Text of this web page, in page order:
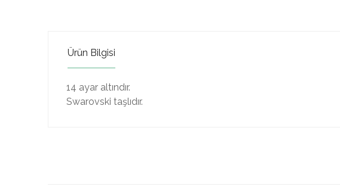
Ürün Bilgisi
14 ayar altındır.
Swarovski taşlıdır.